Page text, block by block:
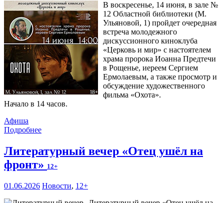
В воскресенье, 14 июня, в зале №
12 Областной библиотеки (М.
Ульяновой, 1) пройдет очередная
встреча молодежного
дискуссионного киноклуба
«Церковь и мир» с настоятелем
храма пророка Иоанна Предтечи
в Рощенье, иереем Сергием
Ермолаевым, а также просмотр и
обсуждение художественного
фильма «Охота».
Начало в 14 часов.
Афиша
Подробнее
Литературный вечер «Отец ушёл на
фронт» 12+
01.06.2026 Новости, 12+